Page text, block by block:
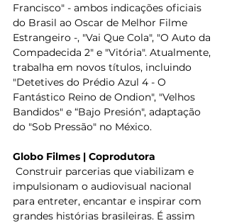
Francisco" - ambos indicações oficiais
do Brasil ao Oscar de Melhor Filme
Estrangeiro -, "Vai Que Cola", "O Auto da
Compadecida 2" e "Vitória". Atualmente,
trabalha em novos títulos, incluindo
"Detetives do Prédio Azul 4 - O
Fantástico Reino de Ondion", "Velhos
Bandidos" e “Bajo Presión", adaptação
do "Sob Pressão" no México.
Globo Filmes | Coprodutora
impulsionam o audiovisual nacional
para entreter, encantar e inspirar com
grandes histórias brasileiras. É assim